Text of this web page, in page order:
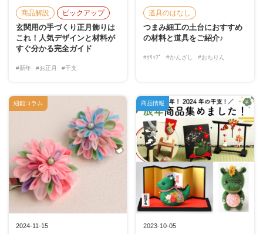
商品解説 ピックアップ
玄関用の手づくり正月飾りは
これ！人気デザインと材料が
すぐ分かる完全ガイド
#新年 #お正月 #干支
道具のはなし
つまみ細工の土台におすすめ
の材料と道具をご紹介♪
#ｸﾘｯﾌﾟ #かんざし #おちりん
2024-11-15
紐釦コラム
2023-10-05
商品情報